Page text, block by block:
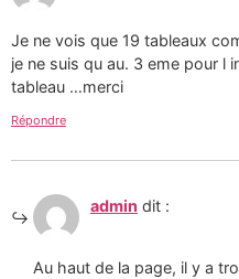
Je ne vois que 19 tableaux
je ne suis qu au. 3 eme pour l
tableau …merci
Répondre
admin dit :
Au haut de la page, il y a